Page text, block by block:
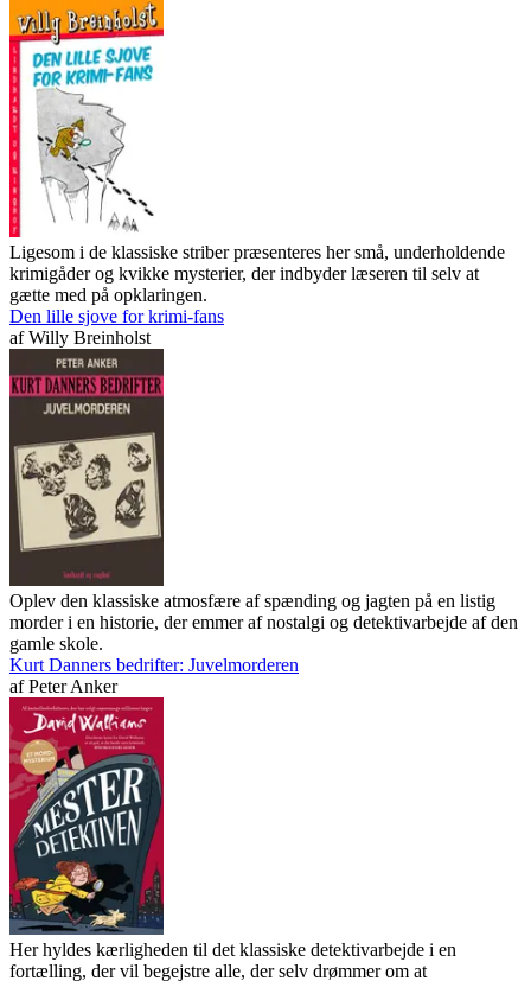
Ligesom i de klassiske striber præsenteres her små, underholdende
krimigåder og kvikke mysterier, der indbyder læseren til selv at
gætte med på opklaringen.
Den lille sjove for krimi-fans
afWilly Breinholst
Oplev den klassiske atmosfære af spænding og jagten på en listig
morder i en historie, der emmer af nostalgi og detektivarbejde af den
gamle skole.
Kurt Danners bedrifter: Juvelmorderen
afPeter Anker
Her hyldes kærligheden til det klassiske detektivarbejde i en
fortælling, der vil begejstre alle, der selv drømmer om at